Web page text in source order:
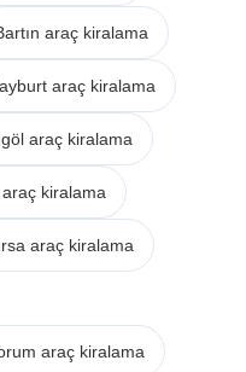
araç kiralama
araç kiralama
araç kiralama
kiralama
araç kiralama
araç kiralama